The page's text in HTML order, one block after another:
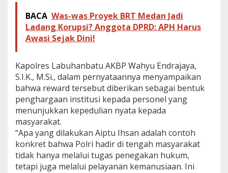
i
A
m
b
a
n
s
G
r
a
i
s
u
n
t
BACA Was-was Proyek BRT Medan Jadi
Ladang Korupsi? Anggota DPRD: APH Harus
Awasi Sejak Dini!
Kapolres Labuhanbatu AKBP Wahyu Endrajaya,
S.I.K., M.Si., dalam pernyataannya menyampaikan
bahwa reward tersebut diberikan sebagai bentuk
penghargaan institusi kepada personel yang
menunjukkan kepedulian nyata kepada
masyarakat.
“Apa yang dilakukan Aiptu Ihsan adalah contoh
konkret bahwa Polri hadir di tengah masyarakat
tidak hanya melalui tugas penegakan hukum,
tetapi juga melalui pelayanan kemanusiaan. Ini